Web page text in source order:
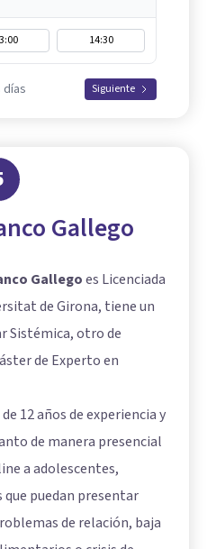
14:30
días Siguiente
Gallego
Gallegoes Licenciada
de Girona, tiene un
Sistémica, otro de
de Experto en
12 años de experiencia y
de manera presencial
a adolescentes,
puedan presentar
de relación, baja